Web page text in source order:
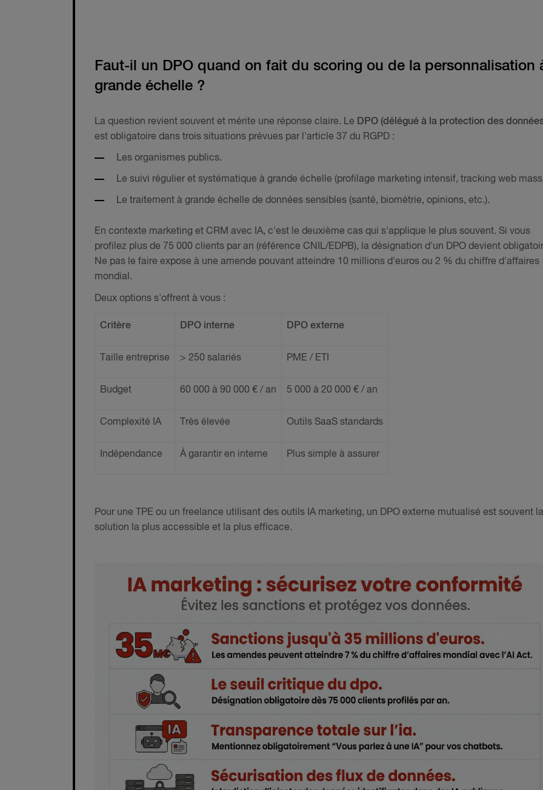
Faut-il un DPO quand on fait du scoring ou de la personnalisation
grande échelle ?
La question revient souvent et mérite une réponse claire. Le DPO (délégué à la protection des
est obligatoire dans trois situations prévues par l'article 37 du RGPD :
Les organismes publics.
Le suivi régulier et systématique à grande échelle (profilage marketing intensif, tracking web
Le traitement à grande échelle de données sensibles (santé, biométrie, opinions, etc.).
En contexte marketing et CRM avec IA, c'est le deuxième cas qui s'applique le plus souvent. Si vous
profilez plus de 75 000 clients par an (référence CNIL/EDPB), la désignation d'un DPO devient
Ne pas le faire expose à une amende pouvant atteindre 10 millions d'euros ou 2 % du chiffre d'affaires
mondial.
Deux options s'offrent à vous :
Critère DPO interne DPO externe
Taille entreprise > 250 salariés PME / ETI
Budget 60 000 à 90 000 € / an 5 000 à 20 000 € / an
Complexité IA Très élevée Outils SaaS standards
Indépendance À garantir en interne Plus simple à assurer
Pour une TPE ou un freelance utilisant des outils IA marketing, un DPO externe mutualisé est souvent la
solution la plus accessible et la plus efficace.